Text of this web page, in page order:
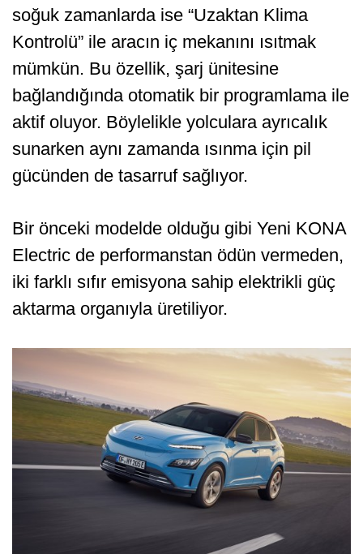
soğuk zamanlarda ise “Uzaktan Klima
Kontrolü” ile aracın iç mekanını ısıtmak
mümkün. Bu özellik, şarj ünitesine
bağlandığında otomatik bir programlama ile
aktif oluyor. Böylelikle yolculara ayrıcalık
sunarken aynı zamanda ısınma için pil
gücünden de tasarruf sağlıyor.
Bir önceki modelde olduğu gibi Yeni KONA
Electric de performanstan ödün vermeden,
iki farklı sıfır emisyona sahip elektrikli güç
aktarma organıyla üretiliyor.